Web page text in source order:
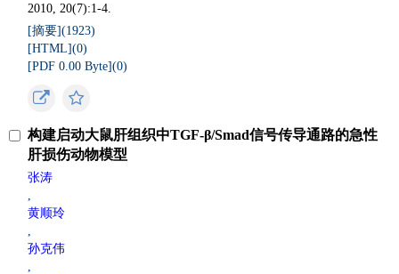
2010, 20(7):1-4.
[摘要](1923)
[HTML](0)
[PDF 0.00 Byte](0)
构建启动大鼠肝组织中TGF-β/Smad信号传导通路的急性
肝损伤动物模型
张涛
,
黄顺玲
,
孙克伟
,